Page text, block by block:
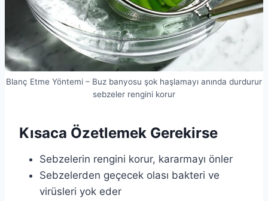
Blanç Etme Yöntemi – Buz banyosu şok haşlamayı anında durdurur
sebzeler rengini korur
Kısaca Özetlemek Gerekirse
Sebzelerin rengini korur, kararmayı önler
Sebzelerden geçecek olası bakteri ve
virüsleri yok eder